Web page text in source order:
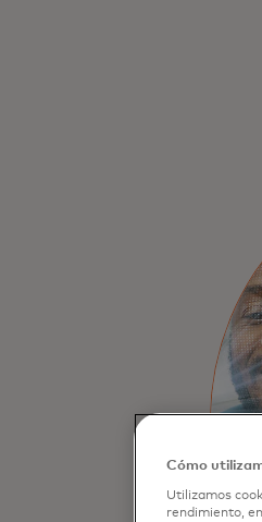
Cómo
Utilizamos
rendimiento,